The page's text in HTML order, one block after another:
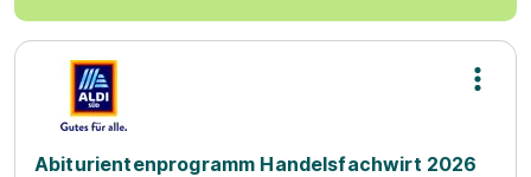
Abiturientenprogramm Handelsfachwirt 2026